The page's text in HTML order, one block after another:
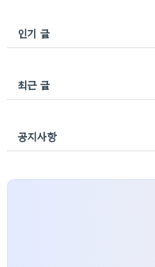
인기 글
최근 글
공지사항